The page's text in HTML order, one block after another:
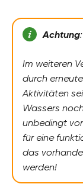
Achtung:
Im weiteren
durch
Aktivitäten
Wassers
unbedingt
für eine
das
werden!